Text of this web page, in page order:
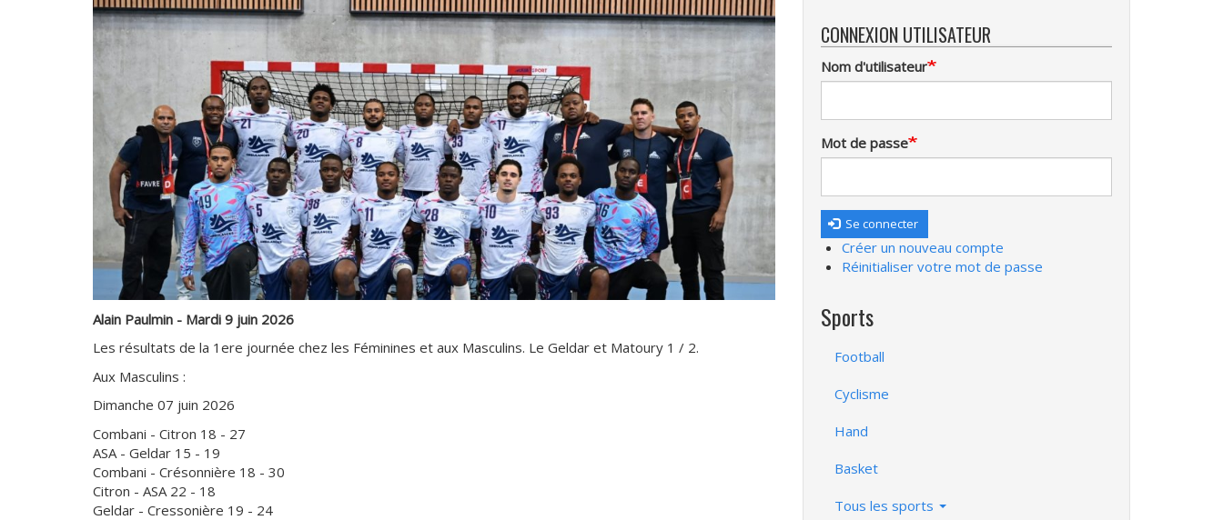
Alain Paulmin - Mardi 9 juin 2026
Les résultats de la 1ere journée chez les Féminines et aux Masculins. Le Geldar et Matoury 1 / 2.
Aux Masculins :
Dimanche 07 juin 2026
Combani - Citron 18 - 27
ASA - Geldar 15 - 19
Combani - Crésonnière 18 - 30
Citron - ASA 22 - 18
Geldar - Cressonière 19 - 24
CONNEXION UTILISATEUR
Nom d'utilisateur
Mot de passe
Se connecter
Créer un nouveau compte
Réinitialiser votre mot de passe
Sports
Football
Cyclisme
Hand
Basket
Tous les sports